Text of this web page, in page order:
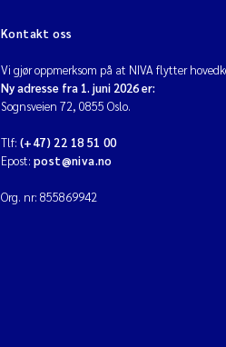
Kontakt oss
Vi gjør oppmerksom på at NIVA flytter
Ny adresse fra 1. juni 2026 er:
Sognsveien 72, 0855 Oslo.
Tlf: (+47) 22 18 51 00
Epost: post@niva.no
Org. nr: 855869942